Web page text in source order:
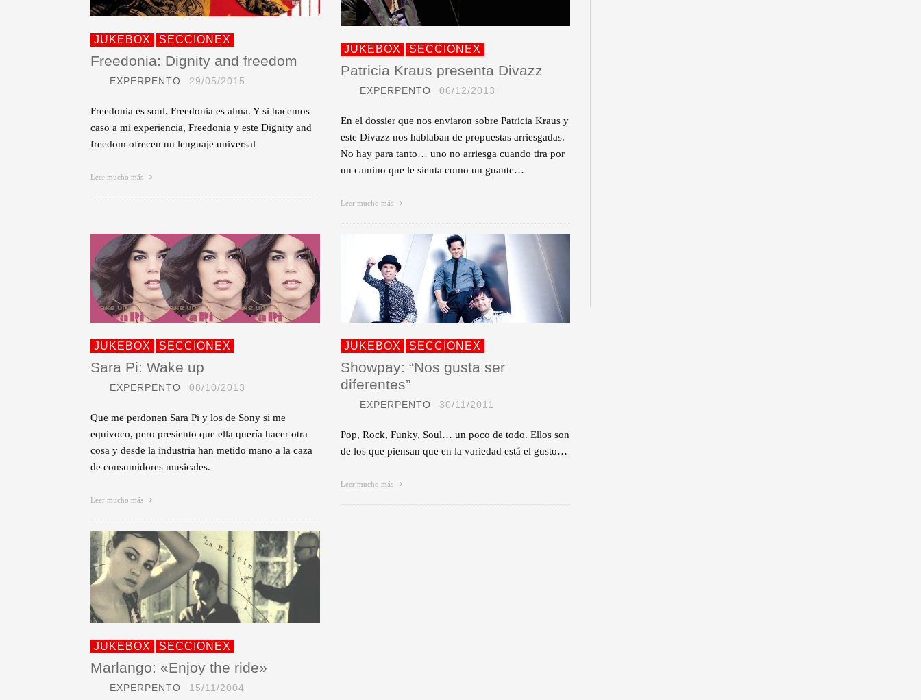
JUKEBOX SECCIONEX
Freedonia: Dignity and freedom
EXPERPENTO 29/05/2015
Freedonia es soul. Freedonia es alma. Y si hacemos
caso a mi experiencia, Freedonia y este Dignity and
freedom ofrecen un lenguaje universal
Leer mucho más
JUKEBOX SECCIONEX
Patricia Kraus presenta Divazz
EXPERPENTO 06/12/2013
En el dossier que nos enviaron sobre Patricia Kraus y
este Divazz nos hablaban de propuestas arriesgadas.
No hay para tanto… uno no arriesga cuando tira por
un camino que le sienta como un guante…
Leer mucho más
JUKEBOX SECCIONEX
Sara Pi: Wake up
EXPERPENTO 08/10/2013
Que me perdonen Sara Pi y los de Sony si me
equivoco, pero presiento que ella quería hacer otra
cosa y desde la industria han metido mano a la caza
de consumidores musicales.
Leer mucho más
JUKEBOX SECCIONEX
Showpay: “Nos gusta ser
diferentes”
EXPERPENTO 30/11/2011
Pop, Rock, Funky, Soul… un poco de todo. Ellos son
de los que piensan que en la variedad está el gusto…
Leer mucho más
JUKEBOX SECCIONEX
Marlango: «Enjoy the ride»
EXPERPENTO 15/11/2004